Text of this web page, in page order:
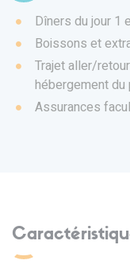
Dîners du jour 1
Boissons et
Trajet aller/
hébergement du
Assurances